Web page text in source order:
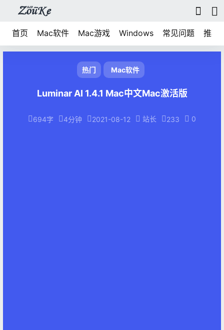
首页 Mac软件 Mac游戏 Windows 常见问题 推荐
热门 Mac软件
Luminar AI 1.4.1 Mac中文Mac激活版
694字 4分钟 2021-08-12 站长 233 0